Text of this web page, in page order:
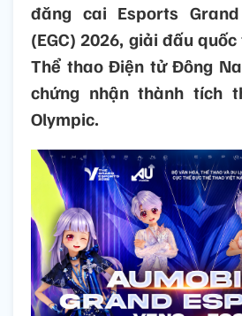
đăng cai Esports Grand
(EGC) 2026, giải đấu
Thể thao Điện tử Đông
chứng nhận thành tích
Olympic.